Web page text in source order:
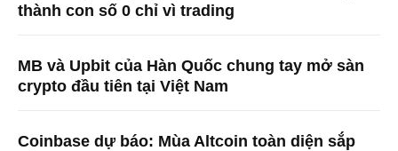
thành con số 0 chỉ vì trading
MB và Upbit của Hàn Quốc chung tay mở sàn
crypto đầu tiên tại Việt Nam
Coinbase dự báo: Mùa Altcoin toàn diện sắp